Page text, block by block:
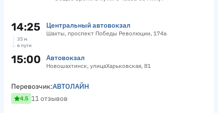
14:25 Центральный автовокзал
Шахты, проспект Победы Революции, 174а
35 м
в пути
15:00 Автовокзал
Новошахтинск, улицаХарьковская, 81
Перевозчик:АВТОЛАЙН
4.5 11 отзывов